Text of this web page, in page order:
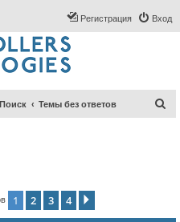
Вход
Регистрация
Поиск Темы без ответов
1 2 3 4